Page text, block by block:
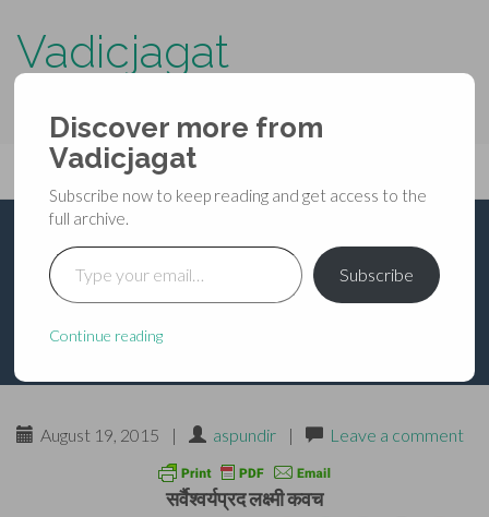
Vadicjagat
Primary
Menu
content
Vadicjagat
सर्वैश्वर्यप्रद लक्ष्मी कवच
August 19, 2015 | aspundir | Leave a comment
सर्वैश्वर्यप्रद लक्ष्मी कवच
Discover more from
Vadicjagat
Subscribe now to keep reading and get access to the
full archive.
Type your email…
Subscribe
Continue reading